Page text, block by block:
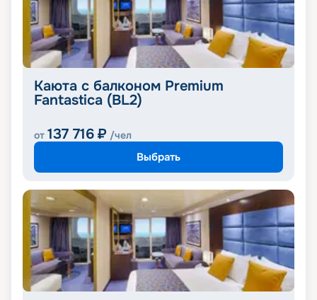
Каюта с балконом Premium
Fantastica (BL2)
от 137 716 ₽ /чел
Выбрать